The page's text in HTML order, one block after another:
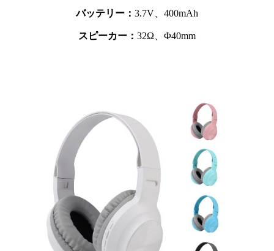
バッテリー： 3.7V、 400mAh
スピーカー： 32Ω、Φ40mm